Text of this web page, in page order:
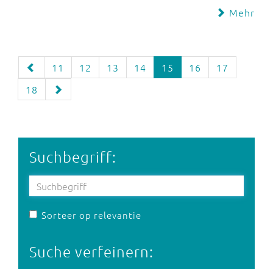
Mehr
11 12 13 14 15 16
17
18
Suchbegriff:
Sorteer op relevantie
Suche verfeinern: